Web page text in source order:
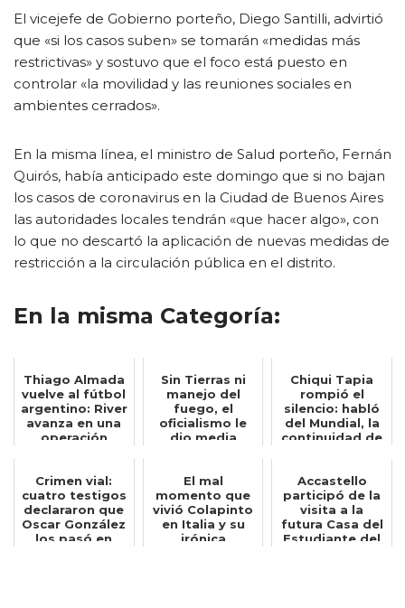
El vicejefe de Gobierno porteño, Diego Santilli, advirtió
que «si los casos suben» se tomarán «medidas más
restrictivas» y sostuvo que el foco está puesto en
controlar «la movilidad y las reuniones sociales en
ambientes cerrados».
En la misma línea, el ministro de Salud porteño, Fernán
Quirós, había anticipado este domingo que si no bajan
los casos de coronavirus en la Ciudad de Buenos Aires
las autoridades locales tendrán «que hacer algo», con
lo que no descartó la aplicación de nuevas medidas de
restricción a la circulación pública en el distrito.
En la misma Categoría:
Thiago Almada
vuelve al fútbol
argentino: River
avanza en una
operación
Sin Tierras ni
manejo del
fuego, el
oficialismo le
dio media
Chiqui Tapia
rompió el
silencio: habló
del Mundial, la
continuidad de
Crimen vial:
cuatro testigos
declararon que
Oscar González
los pasó en
El mal
momento que
vivió Colapinto
en Italia y su
irónica
Accastello
participó de la
visita a la
futura Casa del
Estudiante del